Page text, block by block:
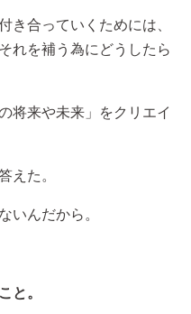
き合っていくためには、
れを補う為にどうしたら
将来や未来」をクリエイ
えた。
いんだから。
と。